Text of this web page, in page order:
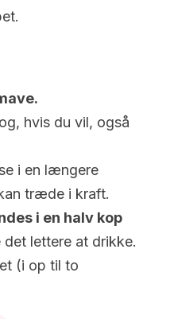
hvis du vil, også
i en længere
træde i kraft.
i en halv kop
lettere at drikke.
(i op til to